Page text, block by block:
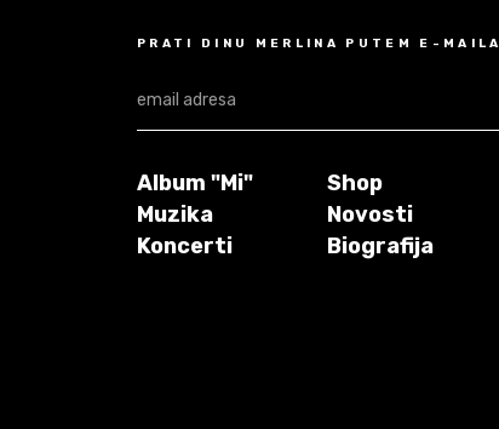
PRATI DINU MERLINA PUTEM E-MAILA
Album "Mi"
Muzika
Koncerti
Shop
Novosti
Biografija